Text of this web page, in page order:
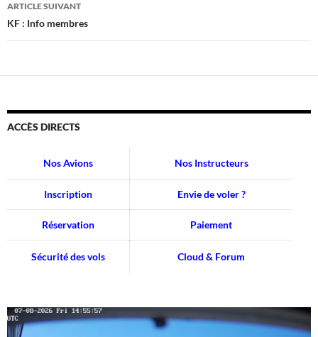
ARTICLE SUIVANT
KF : Info membres
ACCÈS DIRECTS
Nos Avions Nos Instructeurs
Inscription Envie de voler ?
Réservation Paiement
Sécurité des vols Cloud & Forum